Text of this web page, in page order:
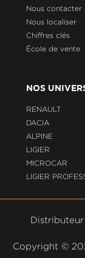
Nous contacter
Nous localiser
Chiffres clés
École de vente
NOS
RENAULT
DACIA
ALPINE
LIGIER
MICROCAR
LIGIER
Copyright ©